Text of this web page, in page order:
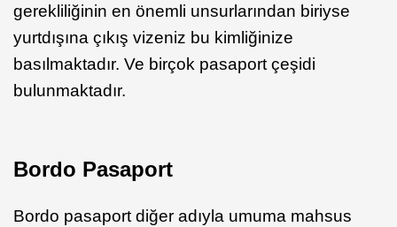
gerekliliğinin en önemli unsurlarından biriyse
yurtdışına çıkış vizeniz bu kimliğinize
basılmaktadır. Ve birçok pasaport çeşidi
bulunmaktadır.
Bordo Pasaport
Bordo pasaport diğer adıyla umuma mahsus